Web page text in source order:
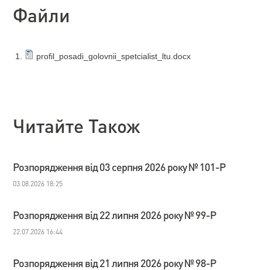
Файли
profil_posadi_golovnii_spetcialist_ltu.docx
Читайте Також
Розпорядження від 03 серпня 2026 року № 101-Р
03.08.2026 18:25
Розпорядження від 22 липня 2026 року № 99-Р
22.07.2026 16:44
Розпорядження від 21 липня 2026 року № 98-Р